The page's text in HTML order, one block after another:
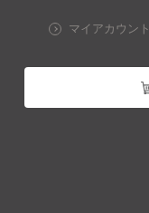
マイアカウント